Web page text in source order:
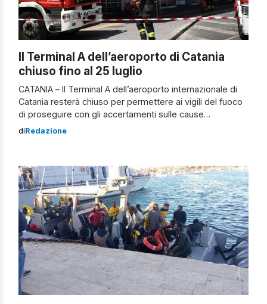
Il Terminal A dell’aeroporto di Catania
chiuso fino al 25 luglio
CATANIA – Il Terminal A dell’aeroporto internazionale di
Catania resterà chiuso per permettere ai vigili del fuoco
di proseguire con gli accertamenti sulle cause
dell’incendio scoppiato nella notte tra domenica e lunedì.
condizioni ancora precarie all’interno dell’edificio
interessato dalle fiamme. Secondo […]
diRedazione